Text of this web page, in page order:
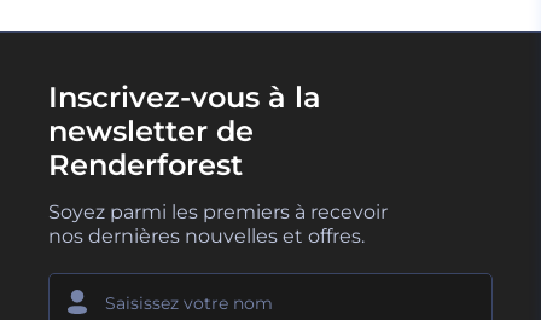
Inscrivez-vous à la
newsletter de
Renderforest
Soyez parmi les premiers à recevoir
nos dernières nouvelles et offres.